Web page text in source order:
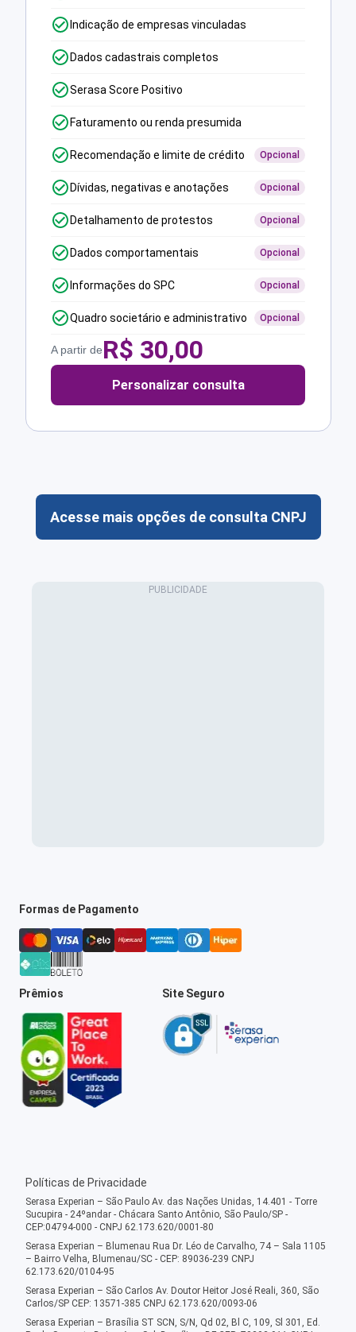
Indicação de empresas vinculadas
Dados cadastrais completos
Serasa Score Positivo
Faturamento ou renda presumida
Recomendação e limite de crédito Opcional
Dívidas, negativas e anotações Opcional
Detalhamento de protestos Opcional
Dados comportamentais Opcional
Informações do SPC Opcional
Quadro societário e administrativo Opcional
A partir deR$ 30,00
Personalizar consulta
Acesse mais opções de consulta CNPJ
Formas de Pagamento
Prêmios Site Seguro
Políticas de Privacidade
Serasa Experian – São Paulo Av. das Nações Unidas, 14.401 - Torre
Sucupira - 24ºandar - Chácara Santo Antônio, São Paulo/SP -
CEP:04794-000 - CNPJ 62.173.620/0001-80
Serasa Experian – Blumenau Rua Dr. Léo de Carvalho, 74 – Sala 1105
– Bairro Velha, Blumenau/SC - CEP: 89036-239 CNPJ
62.173.620/0104-95
Serasa Experian – São Carlos Av. Doutor Heitor José Reali, 360, São
Carlos/SP CEP: 13571-385 CNPJ 62.173.620/0093-06
Serasa Experian – Brasília ST SCN, S/N, Qd 02, Bl C, 109, Sl 301, Ed.